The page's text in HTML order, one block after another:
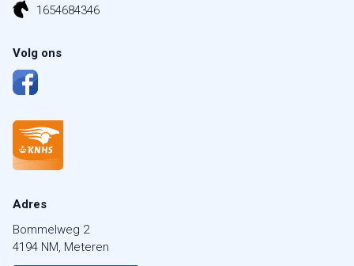
1654684346
Volg ons
Adres
Bommelweg 2
4194 NM, Meteren